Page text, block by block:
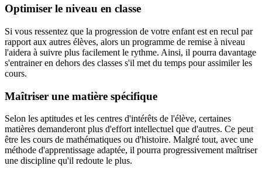
Optimiser le niveau en classe
Si vous ressentez que la progression de votre enfant est en recul par
rapport aux autres élèves, alors un programme de remise à niveau
l'aidera à suivre plus facilement le rythme. Ainsi, il pourra davantage
s'entrainer en dehors des classes s'il met du temps pour assimiler les
cours.
Maîtriser une matière spécifique
Selon les aptitudes et les centres d'intérêts de l'élève, certaines
matières demanderont plus d'effort intellectuel que d'autres. Ce peut
être les cours de mathématiques ou d'histoire. Malgré tout, avec une
méthode d'apprentissage adaptée, il pourra progressivement maîtriser
une discipline qu'il redoute le plus.